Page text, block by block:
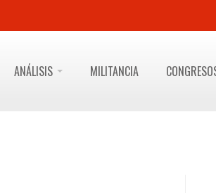
ANÁLISIS MILITANCIA